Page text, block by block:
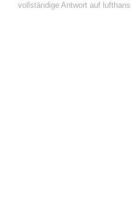
vollständige Antwort auf